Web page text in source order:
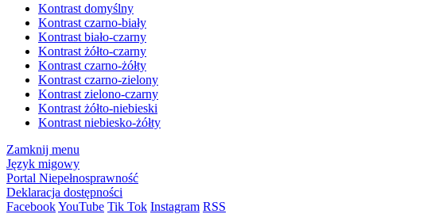
Kontrast domyślny
Kontrast czarno-biały
Kontrast biało-czarny
Kontrast żółto-czarny
Kontrast czarno-żółty
Kontrast czarno-zielony
Kontrast zielono-czarny
Kontrast żółto-niebieski
Kontrast niebiesko-żółty
Zamknij menu
Język migowy
Portal Niepełnosprawność
Deklaracja dostępności
FacebookYouTube Tik Tok Instagram RSS